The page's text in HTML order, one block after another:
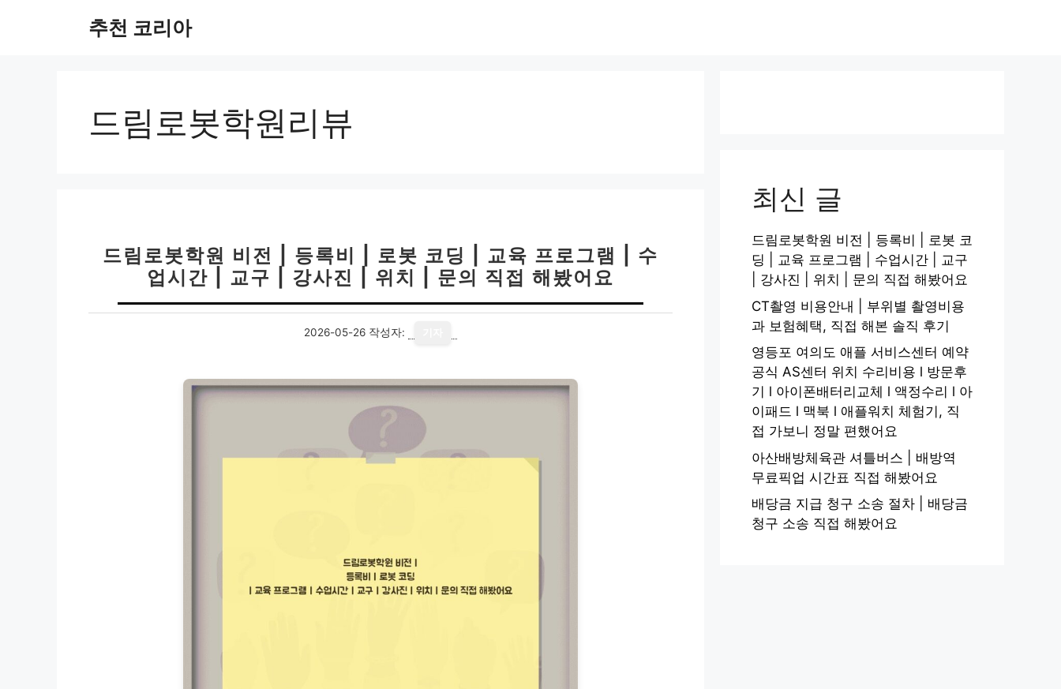
추천 코리아
드림로봇학원리뷰
드림로봇학원 비전 | 등록비 | 로봇 코딩 | 교육 프로그램 | 수
업시간 | 교구 | 강사진 | 위치 | 문의 직접 해봤어요
2026-05-26 작성자:
최신 글
드림로봇학원 비전 | 등록비 | 로봇 코
딩 | 교육 프로그램 | 수업시간 | 교구
| 강사진 | 위치 | 문의 직접 해봤어요
CT촬영 비용안내 | 부위별 촬영비용
과 보험혜택, 직접 해본 솔직 후기
영등포 여의도 애플 서비스센터 예약
공식 AS센터 위치 수리비용 l 방문후
기 l 아이폰배터리교체 l 액정수리 l 아
이패드 l 맥북 l 애플워치 체험기, 직
접 가보니 정말 편했어요
아산배방체육관 셔틀버스 | 배방역
무료픽업 시간표 직접 해봤어요
배당금 지급 청구 소송 절차 | 배당금
청구 소송 직접 해봤어요